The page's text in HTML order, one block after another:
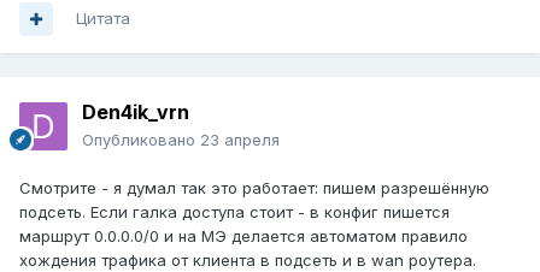
Цитата
Den4ik_vrn
Опубликовано 23 апреля
Смотрите - я думал так это работает: пишем разрешённую
подсеть. Если галка доступа стоит - в конфиг пишется
маршрут 0.0.0.0/0 и на МЭ делается автоматом правило
хождения трафика от клиента в подсеть и в wan роутера.